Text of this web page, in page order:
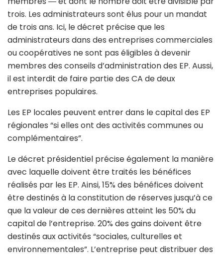
trois. Les administrateurs sont élus pour un mandat
de trois ans. Ici, le décret précise que les
administrateurs dans des entreprises commerciales
ou coopératives ne sont pas éligibles à devenir
membres des conseils d’administration des EP. Aussi,
il est interdit de faire partie des CA de deux
entreprises populaires.
Les EP locales peuvent entrer dans le capital des EP
régionales “si elles ont des activités communes ou
complémentaires”.
Le décret présidentiel précise également la manière
avec laquelle doivent être traités les bénéfices
réalisés par les EP. Ainsi, 15% des bénéfices doivent
être destinés à la constitution de réserves jusqu’à ce
que la valeur de ces dernières atteint les 50% du
capital de l’entreprise. 20% des gains doivent être
destinés aux activités “sociales, culturelles et
environnementales”. L’entreprise peut distribuer des